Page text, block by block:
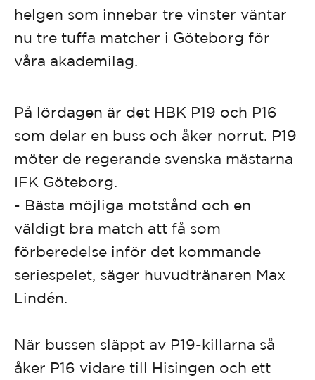
helgen som innebar tre vinster väntar
nu tre tuffa matcher i Göteborg för
våra akademilag.
På lördagen är det HBK P19 och P16
som delar en buss och åker norrut. P19
möter de regerande svenska mästarna
IFK Göteborg.
- Bästa möjliga motstånd och en
väldigt bra match att få som
förberedelse inför det kommande
seriespelet, säger huvudtränaren Max
Lindén.
När bussen släppt av P19-killarna så
åker P16 vidare till Hisingen och ett